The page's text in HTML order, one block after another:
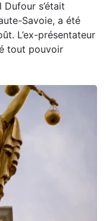
s’était
Savoie, a été
L’ex-présentateur
tout pouvoir